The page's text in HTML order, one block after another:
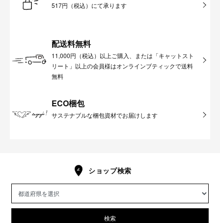
517円（税込）にて承ります
配送料無料
11,000円（税込）以上ご購入、または「キャットスト
リート」以上の会員様はオンラインブティックで送料
無料
ECO梱包
サステナブルな梱包資材でお届けします
ショップ検索
検索